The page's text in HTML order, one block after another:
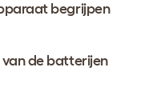
begrijpen
de batterijen